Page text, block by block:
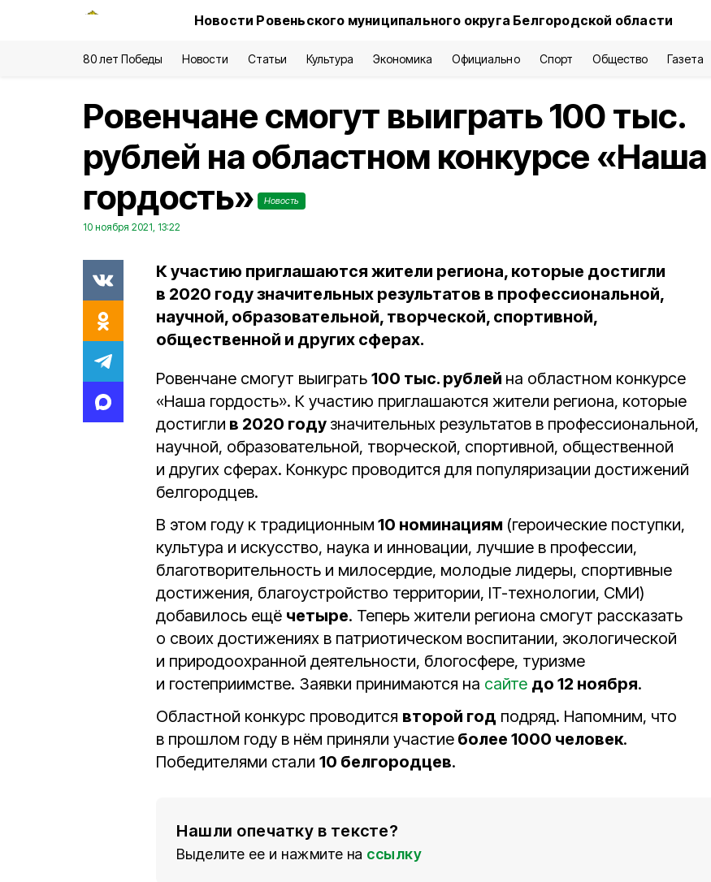
Новости Ровеньского муниципального округа Белгородской области
80 лет Победы Новости Статьи Культура Экономика Официально Спорт Общество Газета
Ровенчане смогут выиграть 100 тыс.
рублей на областном конкурсе «Наша
гордость»
Новость
10 ноября 2021, 13:22
К участию приглашаются жители региона, которые достигли
в 2020 году значительных результатов в профессиональной,
научной, образовательной, творческой, спортивной,
общественной и других сферах.
Ровенчане смогут выиграть 100 тыс. рублей на областном конкурсе
«Наша гордость». К участию приглашаются жители региона, которые
достигли в 2020 году значительных результатов в профессиональной,
научной, образовательной, творческой, спортивной, общественной
и других сферах. Конкурс проводится для популяризации достижений
белгородцев.
В этом году к традиционным 10 номинациям (героические поступки,
культура и искусство, наука и инновации, лучшие в профессии,
благотворительность и милосердие, молодые лидеры, спортивные
достижения, благоустройство территории, IT-технологии, СМИ)
добавилось ещё четыре. Теперь жители региона смогут рассказать
о своих достижениях в патриотическом воспитании, экологической
и природоохранной деятельности, блогосфере, туризме
и гостеприимстве. Заявки принимаются на сайте до 12 ноября.
Областной конкурс проводится второй год подряд. Напомним, что
в прошлом году в нём приняли участие более 1000 человек.
Победителями стали 10 белгородцев.
Нашли опечатку в тексте?
Выделите ее и нажмите на ссылку